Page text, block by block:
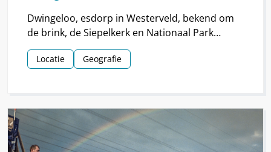
Dwingeloo, esdorp in Westerveld, bekend om
de brink, de Siepelkerk en Nationaal Park
Dwingelderveld. Het dorp ontstond rond de
middeleeuwen.
Locatie Geografie